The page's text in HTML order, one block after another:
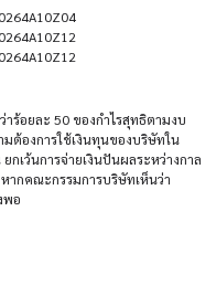
ร้อยละ 50 ของกำไรสุทธิตามงบ
ต้องการใช้เงินทุนของบริษัทใน
เว้นการจ่ายเงินปันผลระหว่างกาล
ากคณะกรรมการบริษัทเห็นว่า
พอ